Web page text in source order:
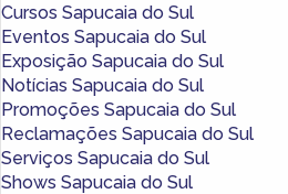
Cursos Sapucaia do Sul
Eventos Sapucaia do Sul
Exposição Sapucaia do Sul
Notícias Sapucaia do Sul
Promoções Sapucaia do Sul
Reclamações Sapucaia do Sul
Serviços Sapucaia do Sul
Shows Sapucaia do Sul